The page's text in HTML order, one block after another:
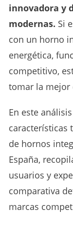
innovadora y
modernas. Si
con un horno
energética,
competitivo,
tomar la mejor
En este
características
de hornos
España,
usuarios y
comparativa
marcas